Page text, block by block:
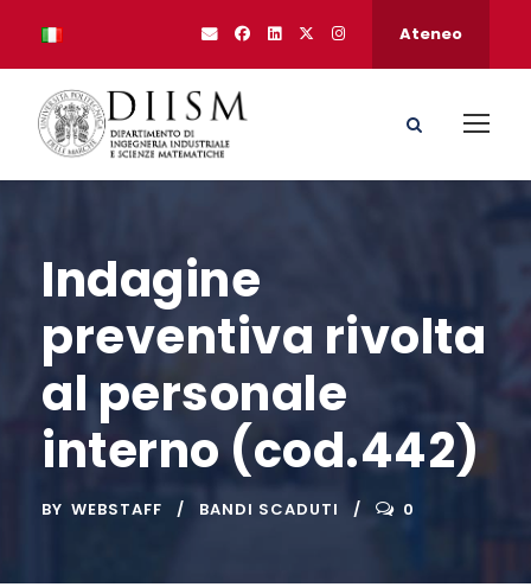
Ateneo
Indagine
preventiva rivolta
al personale
interno (cod.442)
BY WEBSTAFF BANDI SCADUTI 0